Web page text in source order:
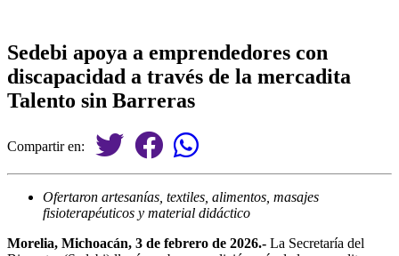
Sedebi apoya a emprendedores con
discapacidad a través de la mercadita
Talento sin Barreras
Compartir en:
Ofertaron artesanías, textiles, alimentos, masajes
fisioterapéuticos y material didáctico
Morelia, Michoacán, 3 de febrero de 2026.- La Secretaría del